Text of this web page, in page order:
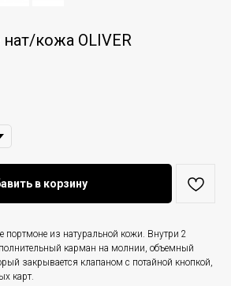
кожа OLIVER
в корзину
портмоне из натуральной кожи. Внутри 2
карман на молнии, объемный
закрывается клапаном с потайной кнопкой,
карт.